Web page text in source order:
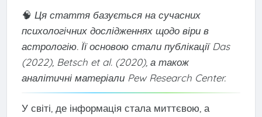
🧠 Ця стаття базується на сучасних
психологічних дослідженнях щодо віри в
астрологію. Її основою стали публікації Das
(2022), Betsch et al. (2020), а також
аналітичні матеріали Pew Research Center.
У світі, де інформація стала миттєвою, а